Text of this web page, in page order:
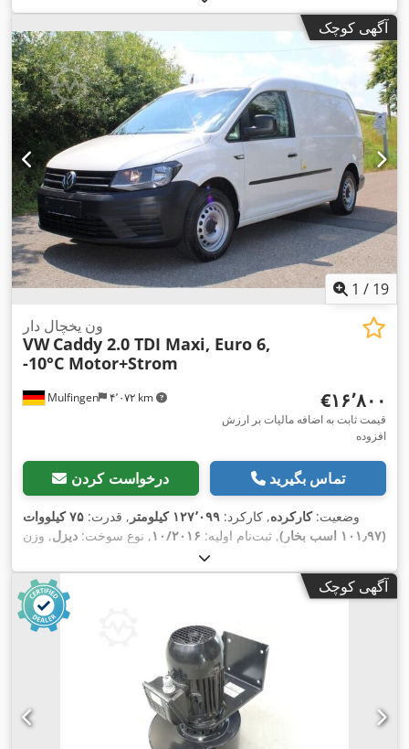
۲٬۲۹۹ کیلوگرم
, فاصله بین دو محور:۳٬۰۰۰ میلی‌متر , رنگ:سفید,
نوع چرخ‌دنده:
, تعداد صندلی‌ها: ۲, طول فضای بارگیری:
۲٬۰۶۰ میلی‌متر
, عرض فضای بارگیری: ۱٬۳۲۰ میلی‌متر
, ارتفاع فضای
۱٬۰۹۰ میلی‌متر , تجهیزات:اِی‌بی‌اِس‎, برنامه پایداری
الکترونیکی (ESP), سیستم ایموبیلایزر, قفل مرکزی, کروز کنترل,
کیسه هوا,
آگهی کوچک
1 / 19
Mulfingen ۴٬۰۷۲ km
ون یخچال دار
VW Caddy 2.0 TDI Maxi, Euro 6,
-10°C Motor+Strom
‎€۱۶٬۸۰۰
قیمت ثابت به اضافه مالیات بر ارزش
افزوده
درخواست کردن تماس بگیرید
وضعیت:کارکرده, کارکرد: ۱۲۷٬۰۹۹ کیلومتر , قدرت:
۷۵ کیلووات
(۱۰۱٫۹۷ اسب بخار)
, ثبت‌نام اولیه: ۱۰/۲۰۱۶, نوع سوخت: دیزل, وزن
, حداکثر وزن بار:
۲٬۲۹۹ کیلوگرم
, فاصله بین دو محور:۳٬۰۰۰ میلی‌متر , رنگ:سفید,
نوع چرخ‌دنده:
, طول فضای بارگیری:
, ارتفاع فضای
بارگیری:۱٬۰۹۰ میلی‌متر
اِی‌بی‌اِس‎, برنامه پایداری
آگهی کوچک